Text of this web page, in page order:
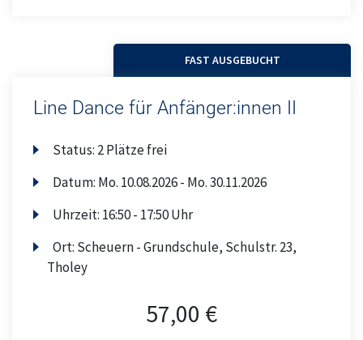
FAST AUSGEBUCHT
Line Dance für Anfänger:innen II
Status: 2 Plätze frei
Datum: Mo. 10.08.2026 - Mo.30.11.2026
Uhrzeit: 16:50 - 17:50 Uhr
Ort: Scheuern - Grundschule, Schulstr. 23,
Tholey
57,00 €